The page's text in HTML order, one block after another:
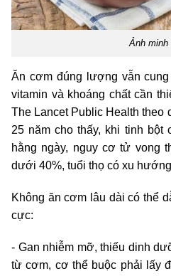
Ảnh minh
Ăn cơm đúng lượng vẫn cung
vitamin và khoáng chất cần
The Lancet Public Health theo
25 năm cho thấy, khi tinh bột
hằng ngày, nguy cơ tử vong
dưới 40%, tuổi thọ có xu
Không ăn cơm lâu dài có thể
cực:
- Gan nhiễm mỡ, thiếu dinh
từ cơm, cơ thể buộc phải lấy